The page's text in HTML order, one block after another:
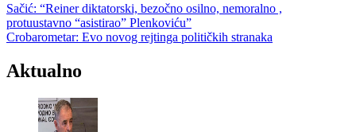
Sačić: “Reiner diktatorski, bezočno osilno, nemoralno ,
protuustavno “asistirao” Plenkoviću”
Crobarometar: Evo novog rejtinga političkih stranaka
Aktualno